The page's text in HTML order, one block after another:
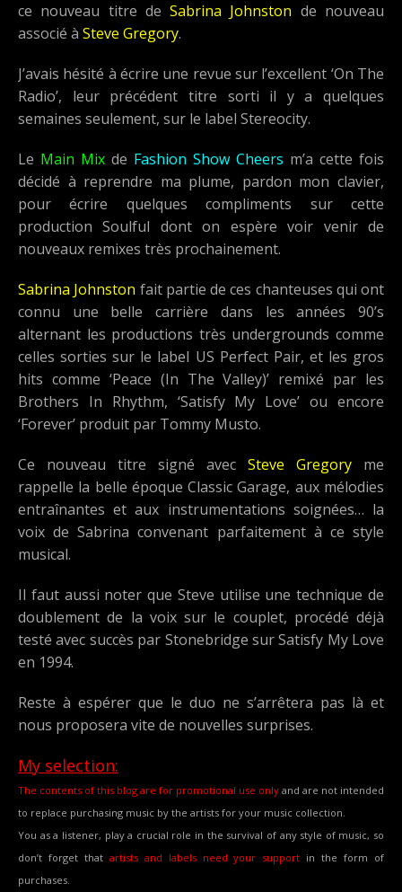
ce nouveau titre deSabrina Johnston de nouveau
associé à Steve Gregory.
J’avais hésité à écrire une revue sur l’excellent ‘On The
Radio’, leur précédent titre sorti il y a quelques
semaines seulement, sur le label Stereocity.
Le Main Mix de Fashion Show Cheers m’a cette fois
décidé à reprendre ma plume, pardon mon clavier,
pour écrire quelques compliments sur cette
production Soulful dont on espère voir venir de
nouveaux remixes très prochainement.
Sabrina Johnston fait partie de ces chanteuses qui ont
connu une belle carrière dans les années 90’s
alternant les productions très undergrounds comme
celles sorties sur le label US Perfect Pair, et les gros
hits comme ‘Peace (In The Valley)’ remixé par les
Brothers In Rhythm, ‘Satisfy My Love’ ou encore
‘Forever’ produit par Tommy Musto.
Ce nouveau titre signé avec Steve Gregory me
rappelle la belle époque Classic Garage, aux mélodies
entraînantes et aux instrumentations soignées… la
voix de Sabrina convenant parfaitement à ce style
musical.
Il faut aussi noter que Steve utilise une technique de
doublement de la voix sur le couplet, procédé déjà
testé avec succès par Stonebridge sur Satisfy My Love
en 1994.
Reste à espérer que le duo ne s’arrêtera pas là et
nous proposera vite de nouvelles surprises.
My selection:
The contents of this blog are for promotional use only and are not intended
to replace purchasing music by the artists for your music collection.
You as a listener, play a crucial role in the survival of any style of music, so
don’t forget that artists and labels need your support in the form of
purchases.